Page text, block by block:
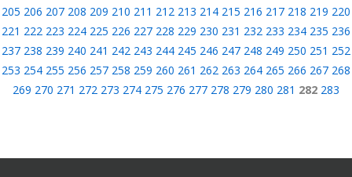
205 206 207 208 209 210 211 212 213 214 215 216 217 218 219 220
221 222 223 224 225 226 227 228 229 230 231 232 233 234 235 236
237 238 239 240 241 242 243 244 245 246 247 248 249 250 251 252
253 254 255 256 257 258 259 260 261 262 263 264 265 266 267 268
269 270 271 272 273 274 275 276 277 278 279 280 281 282 283